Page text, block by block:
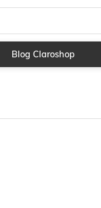
Blog Claroshop